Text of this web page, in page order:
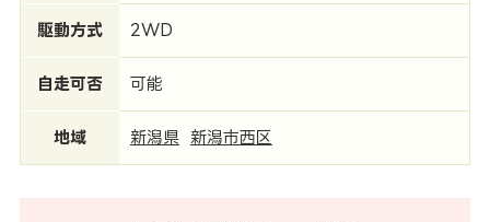
駆動方式 2WD
自走可否 可能
地域 新潟県 新潟市西区